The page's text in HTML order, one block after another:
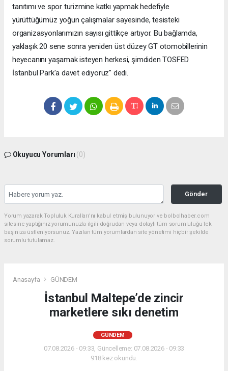
tanıtımı ve spor turizmine katkı yapmak hedefiyle
yürüttüğümüz yoğun çalışmalar sayesinde, tesisteki
organizasyonlarımızın sayısı gittikçe artıyor. Bu bağlamda,
yaklaşık 20 sene sonra yeniden üst düzey GT otomobillerinin
heyecanını yaşamak isteyen herkesi, şimdiden TOSFED
İstanbul Park'a davet ediyoruz" dedi.
Okuyucu Yorumları (0)
Gönder
Yorum yazarak Topluluk Kuralları’nı kabul etmiş bulunuyor ve bolbolhaber.com
sitesine yaptığınız yorumunuzla ilgili doğrudan veya dolaylı tüm sorumluluğu tek
başınıza üstleniyorsunuz. Yazılan tüm yorumlardan site yönetimi hiçbir şekilde
sorumlu tutulamaz.
Anasayfa GÜNDEM
İstanbul Maltepe’de zincir
marketlere sıkı denetim
GÜNDEM
07.08.2026 - 09:33, Güncelleme: 07.08.2026 - 09:33
918 kez okundu.